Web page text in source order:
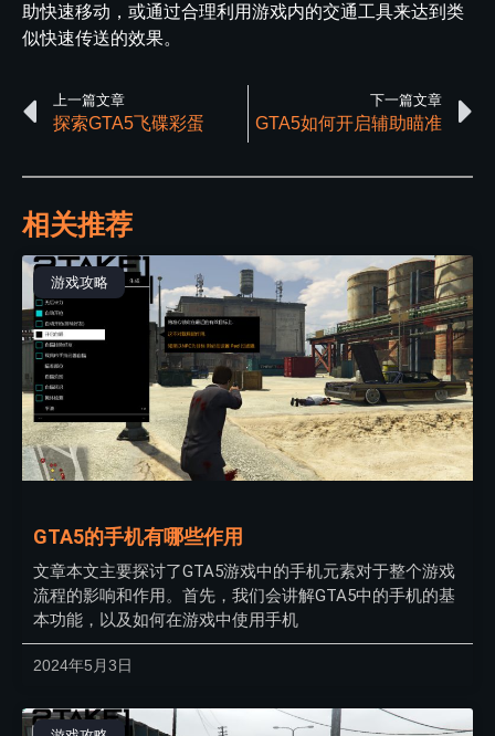
助快速移动，或通过合理利用游戏内的交通工具来达到类
似快速传送的效果。
上一篇文章
探索GTA5飞碟彩蛋
下一篇文章
GTA5如何开启辅助瞄准
相关推荐
游戏攻略
GTA5的手机有哪些作用
文章本文主要探讨了GTA5游戏中的手机元素对于整个游戏
流程的影响和作用。首先，我们会讲解GTA5中的手机的基
本功能，以及如何在游戏中使用手机
2024年5月3日